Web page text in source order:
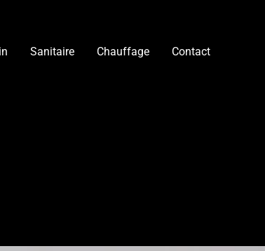
Sanitaire Chauffage Contact